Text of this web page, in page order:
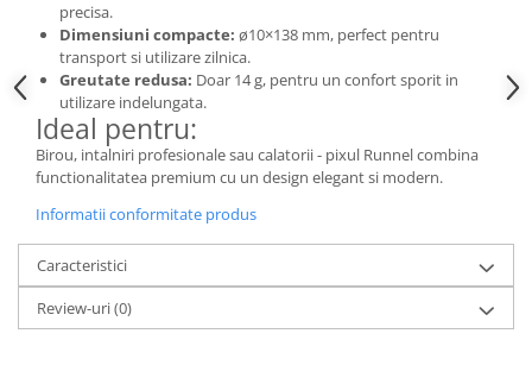
precisa.
Dimensiuni compacte: ø10×138 mm, perfect pentru
transport si utilizare zilnica.
Greutate redusa: Doar 14 g, pentru un confort sporit in
utilizare indelungata.
Ideal pentru:
Birou, intalniri profesionale sau calatorii - pixul Runnel combina
functionalitatea premium cu un design elegant si modern.
Informatii conformitate produs
Caracteristici
Review-uri(0)